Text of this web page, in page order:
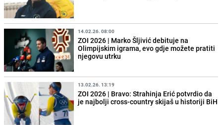
14.02.26. 08:00
ZOI 2026 | Marko Šljivić debituje na
Olimpijskim igrama, evo gdje možete pratiti
njegovu utrku
13.02.26. 13:19
ZOI 2026 | Bravo: Strahinja Erić potvrdio da
je najbolji cross-country skijaš u historiji BiH